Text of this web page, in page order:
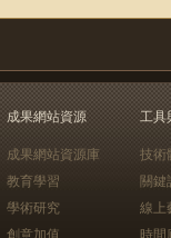
成果網站資源
成果網站資源庫
教育學習
學術研究
創意加值
工具
技術
關鍵
線上
時間